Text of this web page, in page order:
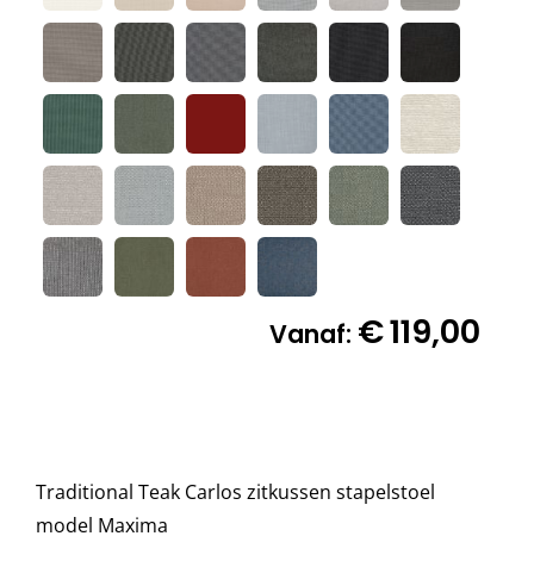
Decoratie kussens
Tuinkussens
Beschermhoezen
Accessoires en Kado
Vanaf: €119,00
Traditional Teak Carlos zitkussen stapelstoel
model Maxima